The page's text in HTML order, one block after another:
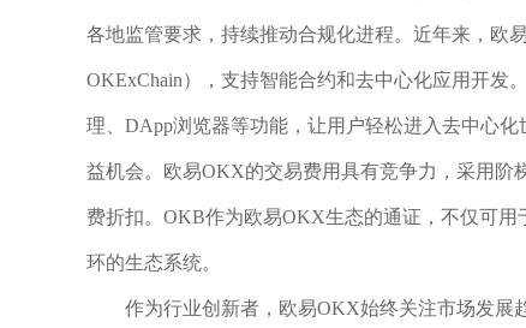
各地监管要求，持续推动合规化进程。近年来，欧
OKExChain），支持智能合约和去中心化应用开发
理、DApp浏览器等功能，让用户轻松进入去中心
益机会。欧易OKX的交易费用具有竞争力，采用
费折扣。OKB作为欧易OKX生态的通证，不仅可
环的生态系统。
作为行业创新者，欧易OKX始终关注市场发展